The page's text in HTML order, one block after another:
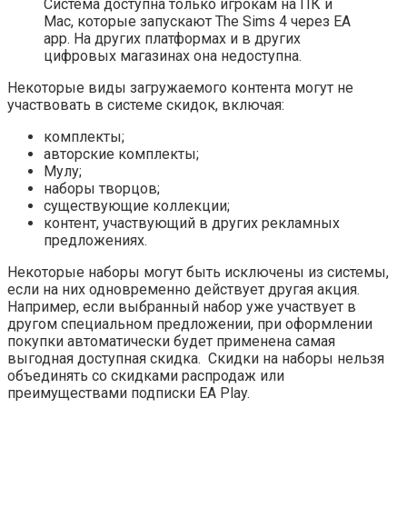
Система доступна только игрокам на ПК и
Mac, которые запускают The Sims 4 через EA
app. На других платформах и в других
цифровых магазинах она недоступна.
Некоторые виды загружаемого контента могут не
участвовать в системе скидок, включая:
комплекты;
авторские комплекты;
Мулу;
наборы творцов;
существующие коллекции;
контент, участвующий в других рекламных
предложениях.
Некоторые наборы могут быть исключены из системы,
если на них одновременно действует другая акция.
Например, если выбранный набор уже участвует в
другом специальном предложении, при оформлении
покупки автоматически будет применена самая
выгодная доступная скидка. Скидки на наборы нельзя
объединять со скидками распродаж или
преимуществами подписки EA Play.